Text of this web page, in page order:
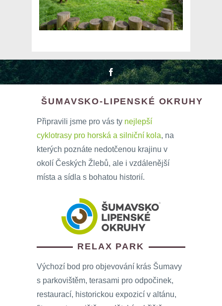
ŠUMAVSKO-LIPENSKÉ OKRUHY
Připravili jsme pro vás ty nejlepší
cyklotrasy pro horská a silniční kola, na
kterých poznáte nedotčenou krajinu v
okolí Českých Žlebů, ale i vzdálenější
místa a sídla s bohatou historií.
RELAX PARK
Výchozí bod pro objevování krás Šumavy
s parkovištěm, terasami pro odpočinek,
restaurací, historickou expozicí v altánu,